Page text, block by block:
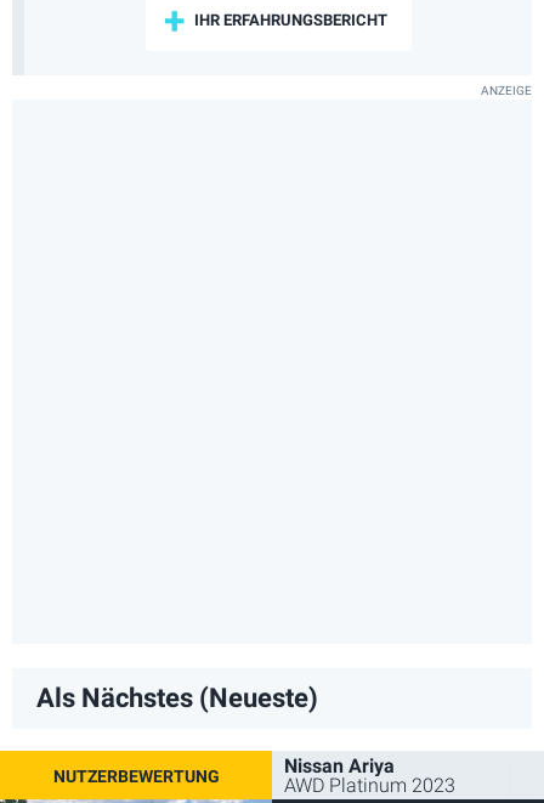
IHR ERFAHRUNGSBERICHT
Als Nächstes (Neueste)
Nissan Ariya
AWD Platinum 2023